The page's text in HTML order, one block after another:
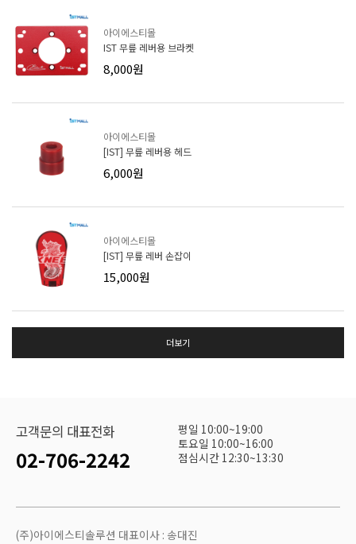
아이에스티몰
IST 무릎 레버용 브라켓
8,000원
아이에스티몰
[IST] 무릎 레버용 헤드
6,000원
아이에스티몰
[IST] 무릎 레버 손잡이
15,000원
더보기
고객문의 대표전화
02-706-2242
평일 10:00~19:00
토요일 10:00~16:00
점심시간 12:30~13:30
(주)아이에스티솔루션 대표이사 : 송대진